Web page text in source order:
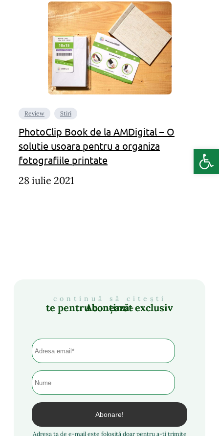
Review Stiri
PhotoClip Book de la AMDigital – O
solutie usoara pentru a organiza
fotografiile printate
28 iulie 2021
continuă să citești
Abonează-te pentru conținut exclusiv
Adresa ta de e-mail este folosită doar pentru a-ți trimite